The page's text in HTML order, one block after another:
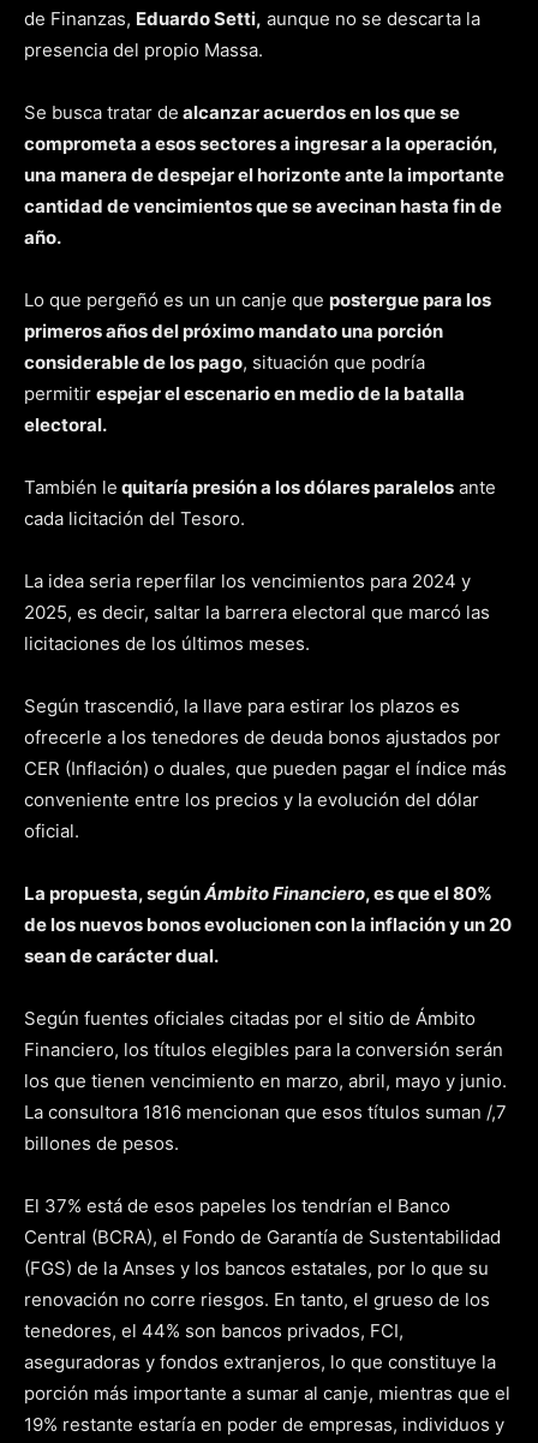
de Finanzas, Eduardo Setti, aunque no se descarta la
presencia del propio Massa.
Se busca tratar de alcanzar acuerdos en los que se
comprometa a esos sectores a ingresar a la operación,
una manera de despejar el horizonte ante la importante
cantidad de vencimientos que se avecinan hasta fin de
año.
Lo que pergeñó es un un canje que postergue para los
primeros años del próximo mandato una porción
considerable de los pago, situación que podría
permitir espejar el escenario en medio de la batalla
electoral.
También le quitaría presión a los dólares paralelos ante
cada licitación del Tesoro.
La idea seria reperfilar los vencimientos para 2024 y
2025, es decir, saltar la barrera electoral que marcó las
licitaciones de los últimos meses.
Según trascendió, la llave para estirar los plazos es
ofrecerle a los tenedores de deuda bonos ajustados por
CER (Inflación) o duales, que pueden pagar el índice más
conveniente entre los precios y la evolución del dólar
oficial.
La propuesta, segúnÁmbito Financiero, es que el 80%
de los nuevos bonos evolucionen con la inflación y un 20
sean de carácter dual.
Según fuentes oficiales citadas por el sitio de Ámbito
Financiero, los títulos elegibles para la conversión serán
los que tienen vencimiento en marzo, abril, mayo y junio.
La consultora 1816 mencionan que esos títulos suman /,7
billones de pesos.
El 37% está de esos papeles los tendrían el Banco
Central (BCRA), el Fondo de Garantía de Sustentabilidad
(FGS) de la Anses y los bancos estatales, por lo que su
renovación no corre riesgos. En tanto, el grueso de los
tenedores, el 44% son bancos privados, FCI,
aseguradoras y fondos extranjeros, lo que constituye la
porción más importante a sumar al canje, mientras que el
19% restante estaría en poder de empresas, individuos y